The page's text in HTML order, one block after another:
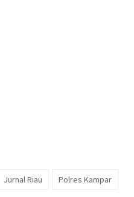
Jurnal Riau Polres Kampar